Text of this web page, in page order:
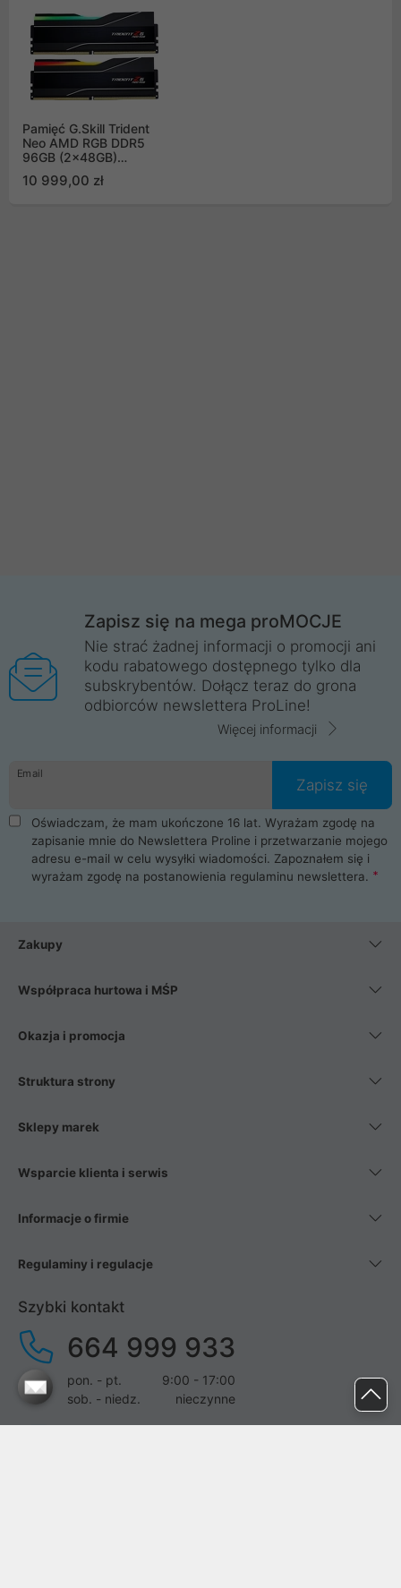
Pamięć G.Skill Trident
Neo AMD RGB DDR5
96GB (2x48GB)
F5-
10 999,00 zł
Zapisz się na mega proMOCJE
Nie strać żadnej informacji o promocji ani
kodu rabatowego dostępnego tylko dla
subskrybentów. Dołącz teraz do grona
odbiorców newslettera ProLine!
Więcej informacji
Email
Zapisz się
Oświadczam, że mam ukończone 16 lat. Wyrażam zgodę na
zapisanie mnie do Newslettera Proline i przetwarzanie mojego
adresu e-mail w celu wysyłki wiadomości. Zapoznałem się i
wyrażam zgodę na postanowienia regulaminu newslettera.
Zakupy
Współpraca hurtowa i MŚP
Okazja i promocja
Struktura strony
Sklepy marek
Wsparcie klienta i serwis
Informacje o firmie
Regulaminy i regulacje
Szybki kontakt
664 999 933
pon. - pt.
9:00 - 17:00
sob. - niedz.
nieczynne